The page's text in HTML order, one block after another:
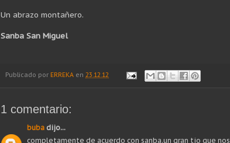
Un abrazo montañero.
Sanba San Miguel
Publicado por ERREKA en 23.12.12
1 comentario:
buba dijo...
completamente de acuerdo con sanba.un gran tio que nos